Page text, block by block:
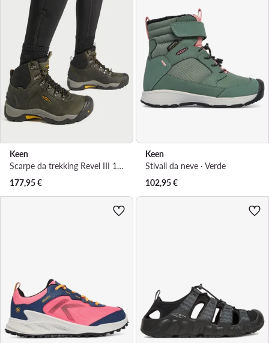
Keen
Scarpe da trekking Revel III 1013305
177,95€
Keen
Stivali da neve · Verde
102,95€